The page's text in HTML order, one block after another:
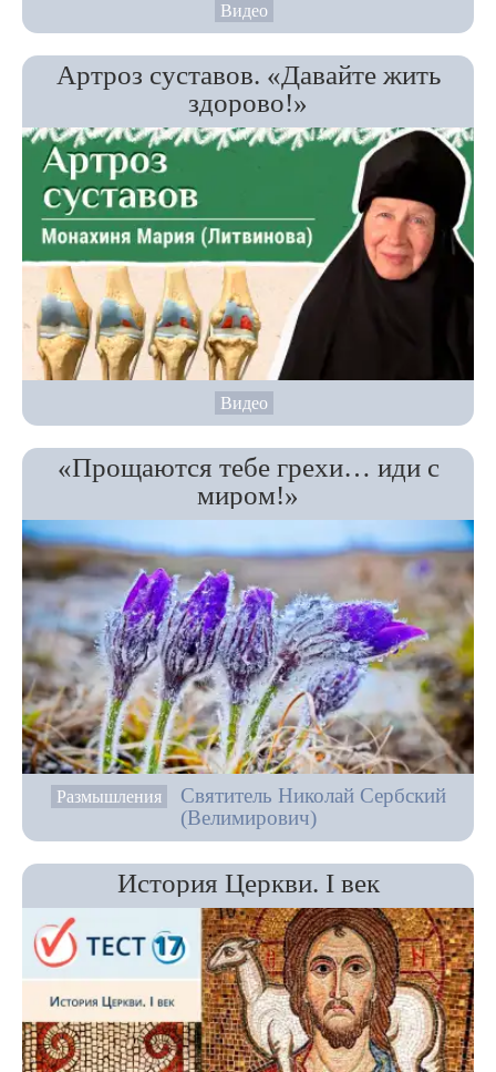
Видео
Артроз суставов. «Давайте жить
здорово!»
Видео
«Прощаются тебе грехи… иди с
миром!»
Размышления
Святитель Николай Сербский
(Велимирович)
История Церкви. I век